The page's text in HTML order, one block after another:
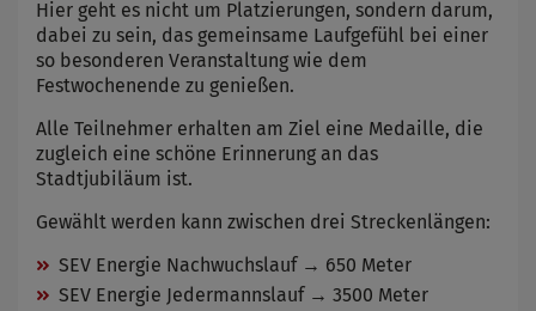
Hier geht es nicht um Platzierungen, sondern darum,
dabei zu sein, das gemeinsame Laufgefühl bei einer
so besonderen Veranstaltung wie dem
Festwochenende zu genießen.
Alle Teilnehmer erhalten am Ziel eine Medaille, die
zugleich eine schöne Erinnerung an das
Stadtjubiläum ist.
Gewählt werden kann zwischen drei Streckenlängen:
SEV Energie Nachwuchslauf → 650 Meter
SEV Energie Jedermannslauf → 3500 Meter